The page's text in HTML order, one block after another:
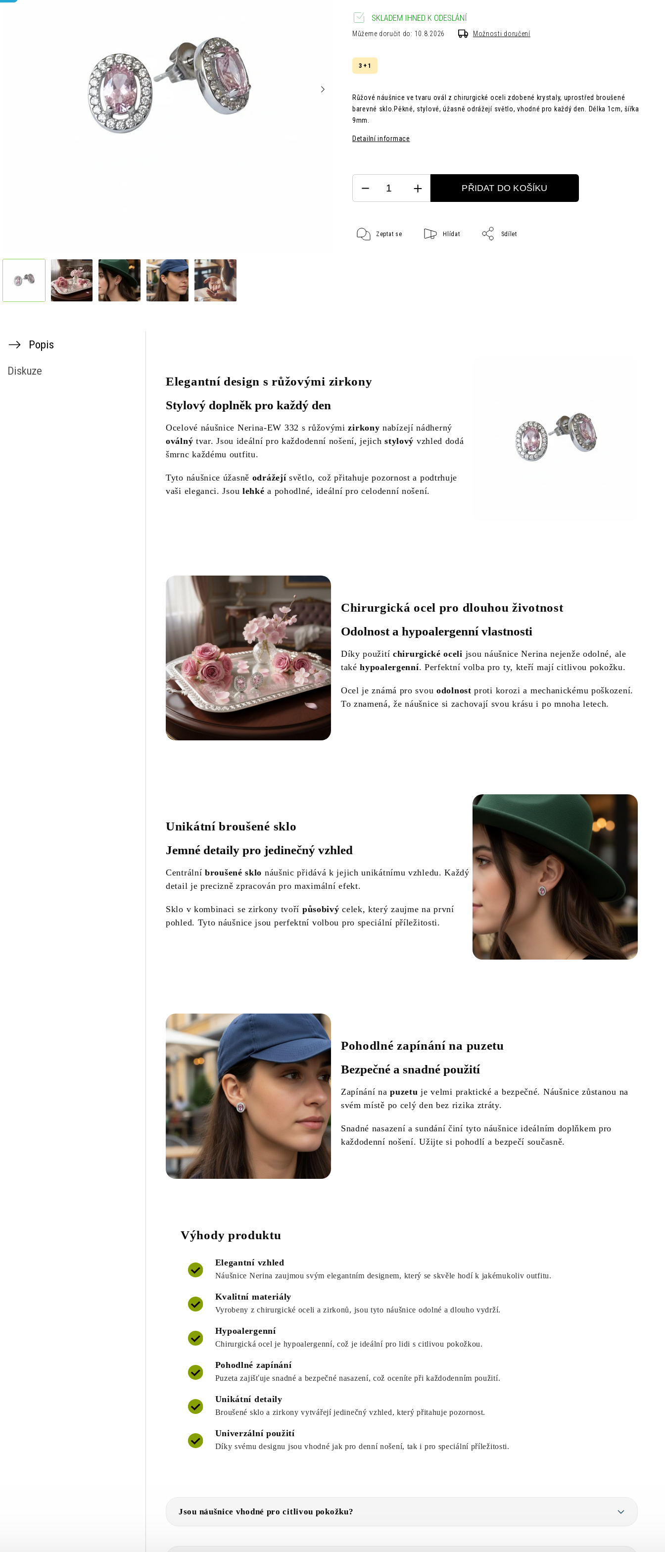
3 + 1
Růžové náušnice ve tvaru ovál z chirurgické oceli zdobené krystaly, uprostřed broušené
barevné sklo.Pěkné, stylové, úžasně odrážejí světlo, vhodné pro každý den. Délka 1cm, šířka
9mm.
Detailní informace
SKLADEM IHNED K ODESLÁNÍ
Můžeme doručit do: 10.8.2026 Možnosti doručení
PŘIDAT DO KOŠÍKU
Zeptat se Hlídat Sdílet
Popis
Diskuze
Elegantní design s růžovými zirkony
Stylový doplněk pro každý den
Ocelové náušnice Nerina-EW 332 s růžovýmizirkony nabízejí nádherný
oválný tvar. Jsou ideální pro každodenní nošení, jejichstylový vzhled dodá
šmrnc každému outfitu.
Tyto náušnice úžasně odrážejísvětlo, což přitahuje pozornost a podtrhuje
vaši eleganci. Jsou lehké a pohodlné, ideální pro celodenní nošení.
Chirurgická ocel pro dlouhou životnost
Odolnost a hypoalergenní vlastnosti
Díky použití chirurgické oceli jsou náušnice Nerina nejenže odolné, ale
takéhypoalergenní. Perfektní volba pro ty, kteří mají citlivou pokožku.
Ocel je známá pro svou odolnost proti korozi a mechanickému poškození.
To znamená, že náušnice si zachovají svou krásu i po mnoha letech.
Unikátní broušené sklo
Jemné detaily pro jedinečný vzhled
Centrální broušené sklo náušnic přidává k jejich unikátnímu vzhledu. Každý
detail je precizně zpracován pro maximální efekt.
Sklo v kombinaci se zirkony tvoří působivý celek, který zaujme na první
pohled. Tyto náušnice jsou perfektní volbou pro speciální příležitosti.
Pohodlné zapínání na puzetu
Bezpečné a snadné použití
Zapínání napuzetu je velmi praktické a bezpečné. Náušnice zůstanou na
svém místě po celý den bez rizika ztráty.
Snadné nasazení a sundání činí tyto náušnice ideálním doplňkem pro
každodenní nošení. Užijte si pohodlí a bezpečí současně.
Výhody produktu
Elegantní vzhled
Náušnice Nerina zaujmou svým elegantním designem, který se skvěle hodí k jakémukoliv outfitu.
Kvalitní materiály
Vyrobeny z chirurgické oceli a zirkonů, jsou tyto náušnice odolné a dlouho vydrží.
Hypoalergenní
Chirurgická ocel je hypoalergenní, což je ideální pro lidi s citlivou pokožkou.
Pohodlné zapínání
Puzeta zajišťuje snadné a bezpečné nasazení, což oceníte při každodenním použití.
Unikátní detaily
Broušené sklo a zirkony vytvářejí jedinečný vzhled, který přitahuje pozornost.
Univerzální použití
Díky svému designu jsou vhodné jak pro denní nošení, tak i pro speciální příležitosti.
Jsou náušnice vhodné pro citlivou pokožku?